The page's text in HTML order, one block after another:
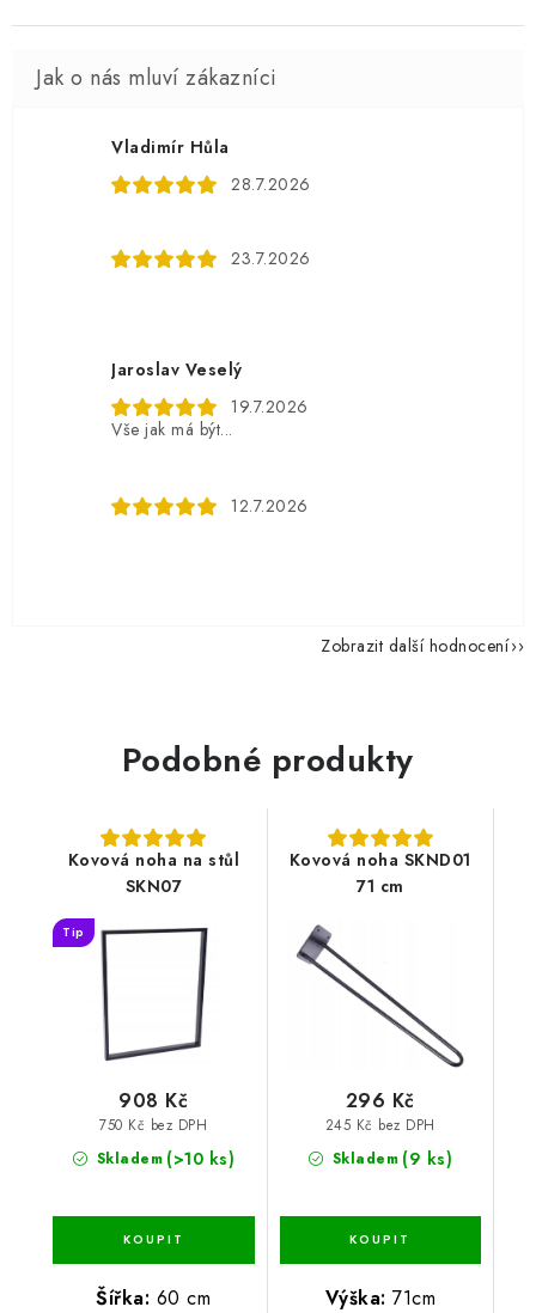
Vladimír Hůla
28.7.2026
23.7.2026
Jaroslav Veselý
19.7.2026
Vše jak má být...
12.7.2026
Zobrazit další hodnocení
Podobné produkty
Kovová noha na stůl
SKN07
Tip
Skladem (>10 ks)
750 Kč bez DPH
908 Kč
Šířka: 60 cm
Kovová noha SKND01
71 cm
Skladem (9 ks)
245 Kč bez DPH
296 Kč
Výška: 71cm